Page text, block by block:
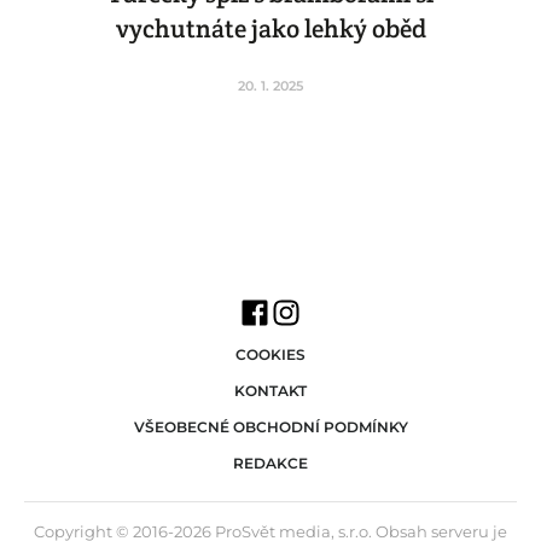
vychutnáte jako lehký oběd
20. 1. 2025
COOKIES
KONTAKT
VŠEOBECNÉ OBCHODNÍ PODMÍNKY
REDAKCE
Copyright © 2016-2026 ProSvět media, s.r.o. Obsah serveru je